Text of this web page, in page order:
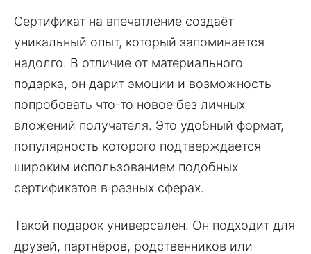
Сертификат на впечатление создаёт
уникальный опыт, который запоминается
надолго. В отличие от материального
подарка, он дарит эмоции и возможность
попробовать что-то новое без личных
вложений получателя. Это удобный формат,
популярность которого подтверждается
широким использованием подобных
сертификатов в разных сферах.
Такой подарок универсален. Он подходит для
друзей, партнёров, родственников или